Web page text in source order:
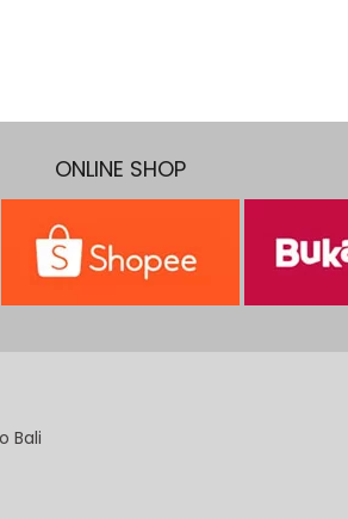
ONLINE SHOP
Bali